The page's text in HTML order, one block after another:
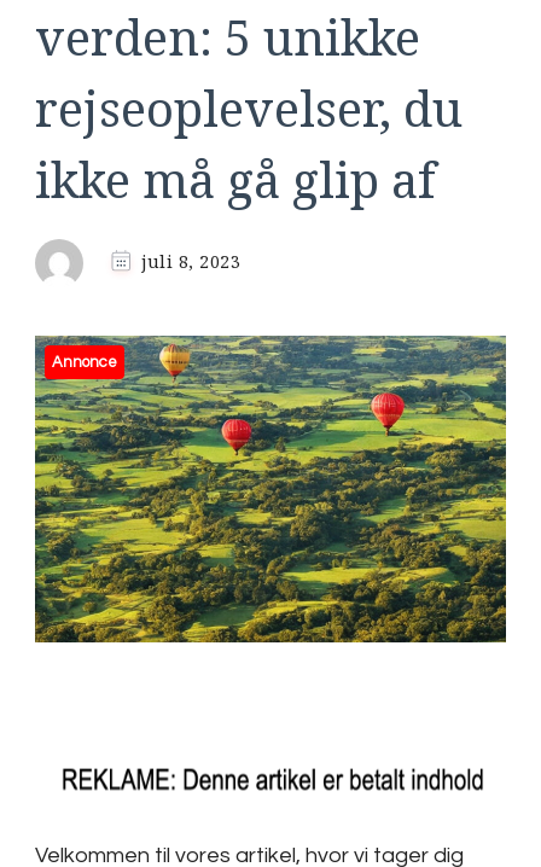
verden: 5 unikke
rejseoplevelser, du
ikke må gå glip af
juli 8, 2023
Annonce
Velkommen til vores artikel, hvor vi tager dig